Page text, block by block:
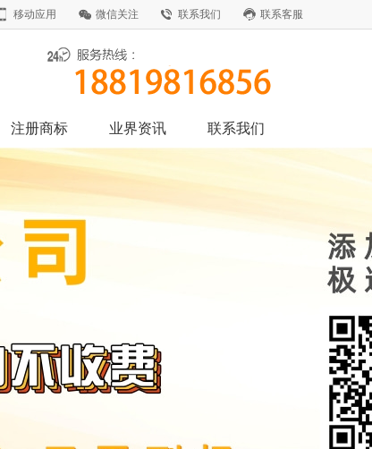
移动应用 微信关注 联系我们 联系客服
注册商标 业界资讯 联系我们